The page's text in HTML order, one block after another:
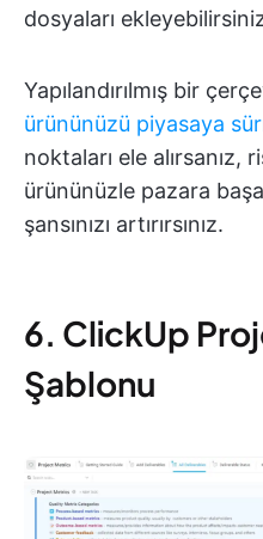
dosyaları
Yapılandırılmış bir
ürününüzü piyasaya
noktaları ele alırsanız,
ürününüzle pazara
şansınızı artırırsınız.
6. ClickUp
Şablonu